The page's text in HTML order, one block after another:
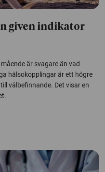
given indikator
är svagare än vad
hälsokopplingar är ett högre
välbefinnande. Det visar en